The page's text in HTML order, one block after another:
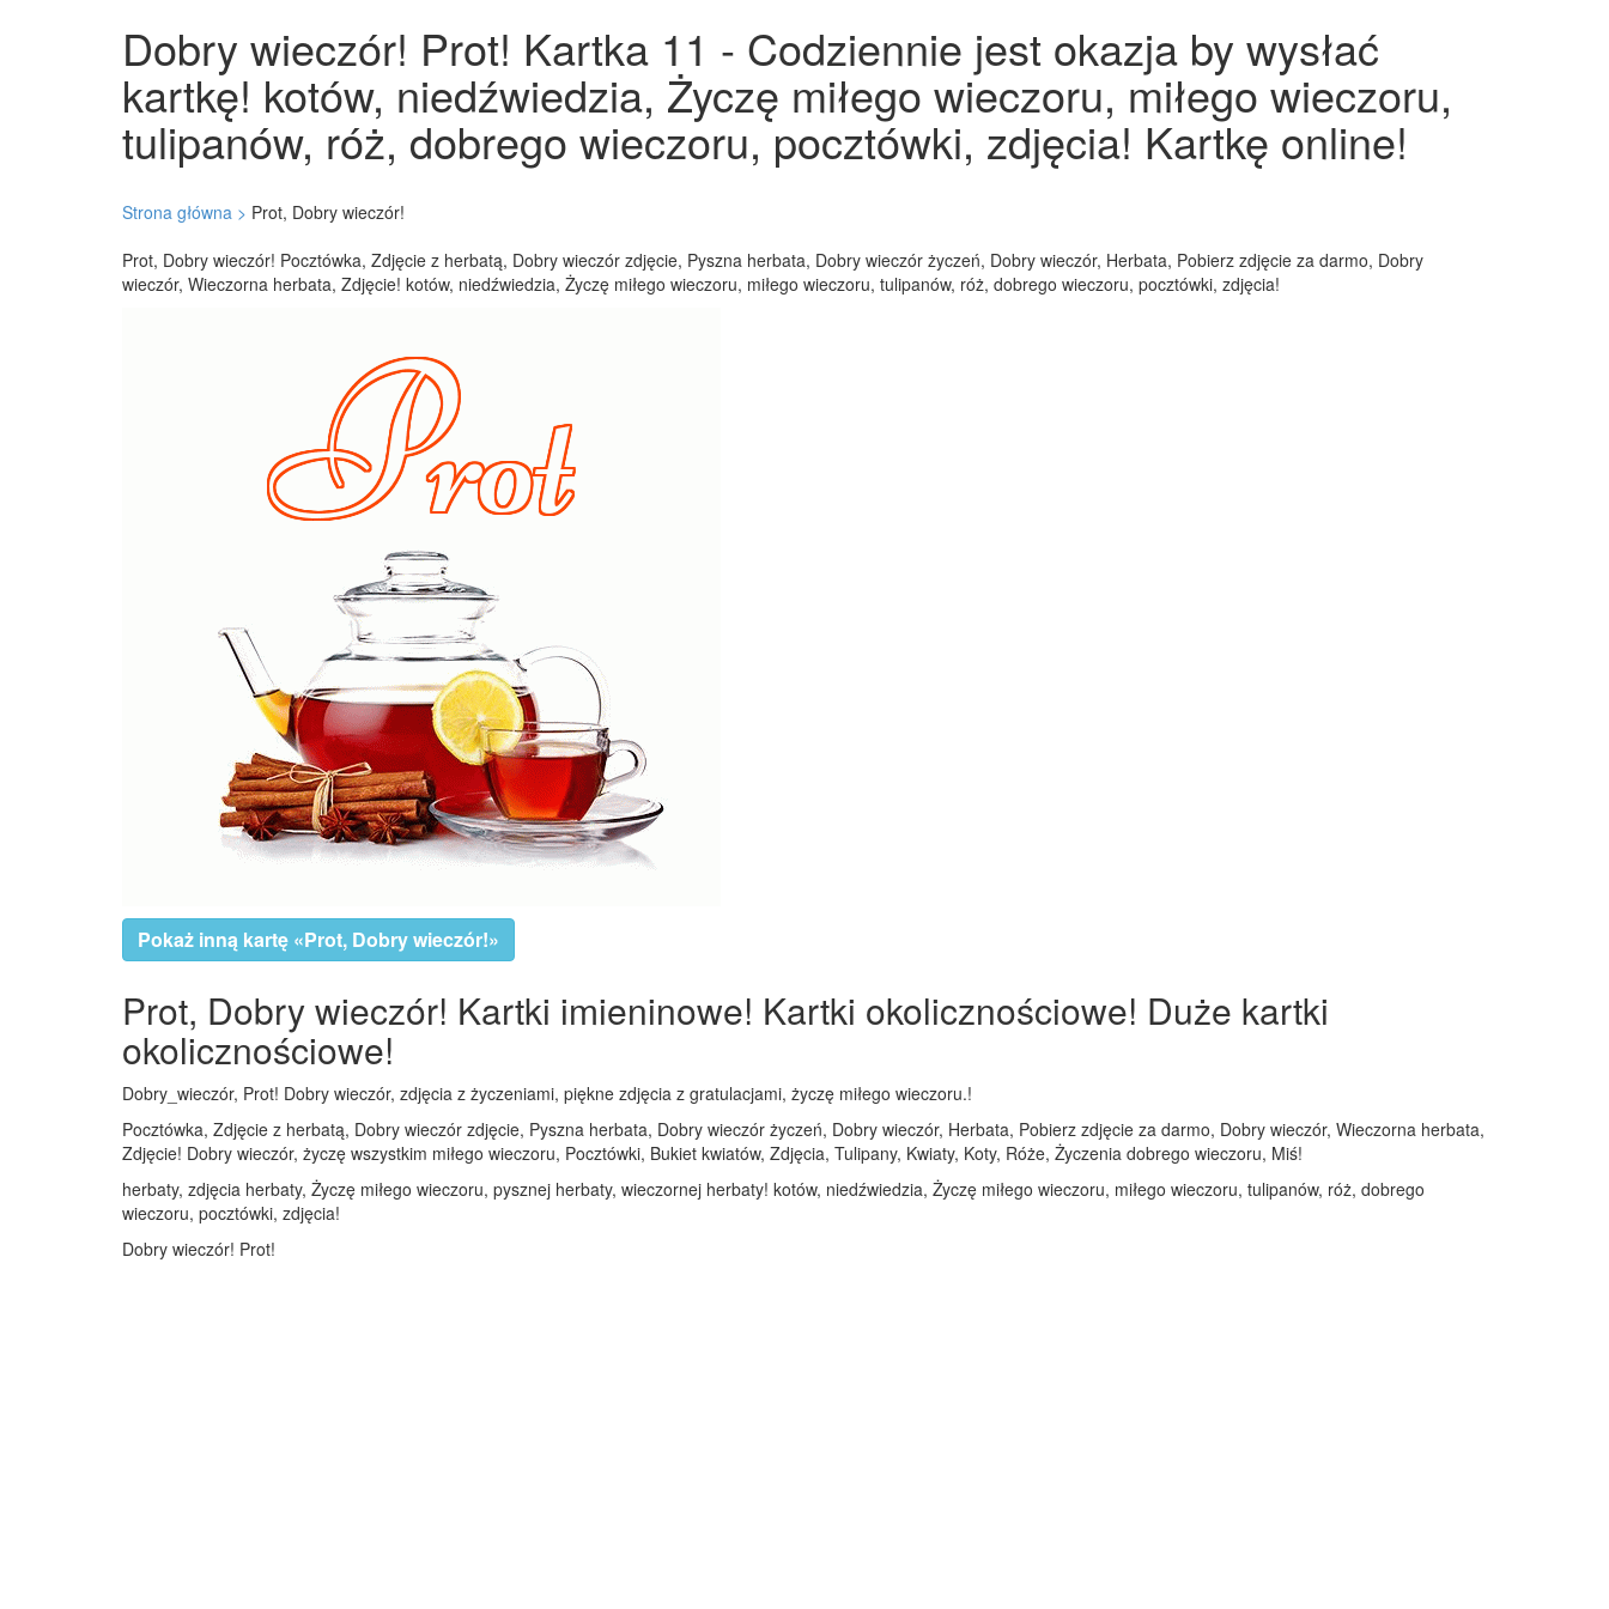
Dobry wieczór! Prot! Kartka 11 - Codziennie jest okazja by wysłać
kartkę! kotów, niedźwiedzia, Życzę miłego wieczoru, miłego wieczoru,
tulipanów, róż, dobrego wieczoru, pocztówki, zdjęcia! Kartkę online!
Strona główna > Prot, Dobry wieczór!
Prot, Dobry wieczór! Pocztówka, Zdjęcie z herbatą, Dobry wieczór zdjęcie, Pyszna herbata, Dobry wieczór życzeń, Dobry wieczór, Herbata, Pobierz zdjęcie za darmo, Dobry
wieczór, Wieczorna herbata, Zdjęcie! kotów, niedźwiedzia, Życzę miłego wieczoru, miłego wieczoru, tulipanów, róż, dobrego wieczoru, pocztówki, zdjęcia!
Pokaż inną kartę «Prot, Dobry wieczór!»
Prot, Dobry wieczór! Kartki imieninowe! Kartki okolicznościowe! Duże kartki
okolicznościowe!
Dobry_wieczór, Prot! Dobry wieczór, zdjęcia z życzeniami, piękne zdjęcia z gratulacjami, życzę miłego wieczoru.!
Pocztówka, Zdjęcie z herbatą, Dobry wieczór zdjęcie, Pyszna herbata, Dobry wieczór życzeń, Dobry wieczór, Herbata, Pobierz zdjęcie za darmo, Dobry wieczór, Wieczorna herbata,
Zdjęcie! Dobry wieczór, życzę wszystkim miłego wieczoru, Pocztówki, Bukiet kwiatów, Zdjęcia, Tulipany, Kwiaty, Koty, Róże, Życzenia dobrego wieczoru, Miś!
herbaty, zdjęcia herbaty, Życzę miłego wieczoru, pysznej herbaty, wieczornej herbaty! kotów, niedźwiedzia, Życzę miłego wieczoru, miłego wieczoru, tulipanów, róż, dobrego
wieczoru, pocztówki, zdjęcia!
Dobry wieczór! Prot!